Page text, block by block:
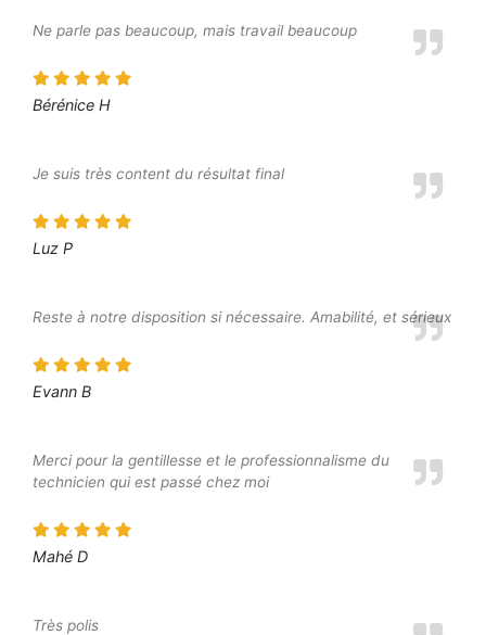
Ne parle pas beaucoup, mais travail beaucoup
Bérénice H
Je suis très content du résultat final
Luz P
Reste à notre disposition si nécessaire. Amabilité, et sérieux
Evann B
Merci pour la gentillesse et le professionnalisme du
technicien qui est passé chez moi
Mahé D
Très polis